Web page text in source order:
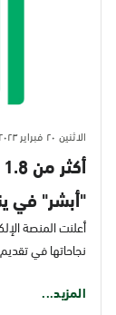
الاثنين ٢٠ فبراير ٢٠٢٣
"أبشر" في
أعلنت المنصة
نجاحاتها في
المزيد...